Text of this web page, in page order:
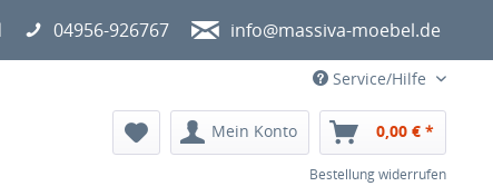
04956-926767 info@massiva-moebel.de
Service/Hilfe
Mein Konto 0,00 € *
Bestellung widerrufen